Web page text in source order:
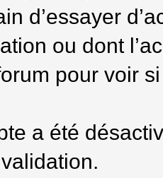
d’essayer
ou dont
pour voir
a été